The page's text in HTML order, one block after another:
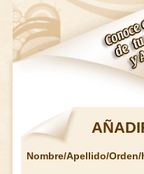
Nombre/Apellido/